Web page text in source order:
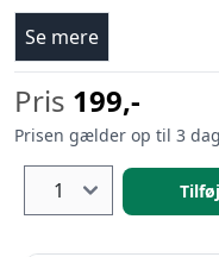
Se mere
Pris 199,-
Prisen gælder op til 3